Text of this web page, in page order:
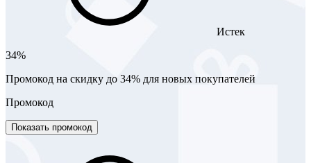
Истек
34%
Промокод на скидку до 34% для новых покупателей
Промокод
Показать промокод